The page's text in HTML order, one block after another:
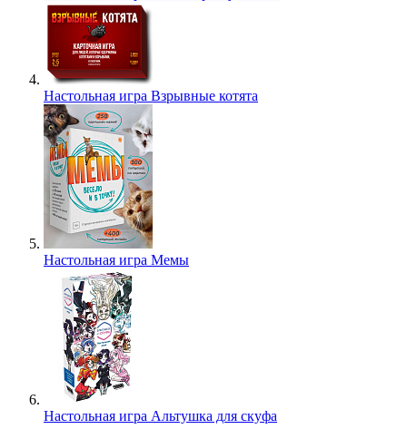
Настольная игра Взрывные котята
Настольная игра Мемы
Настольная игра Альтушка для скуфа